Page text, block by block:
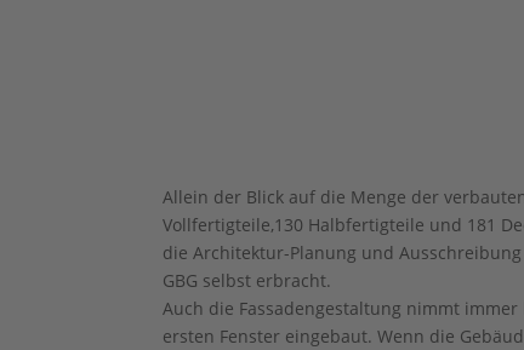
Allein der Blick auf die Menge der
Vollfertigteile,130 Halbfertigteile und 181
die Architektur-Planung und
GBG selbst erbracht.
Auch die Fassadengestaltung nimmt
ersten Fenster eingebaut. Wenn die